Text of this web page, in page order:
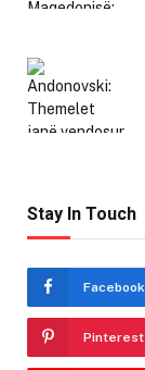
Stay In Touch
Facebook
Pinterest